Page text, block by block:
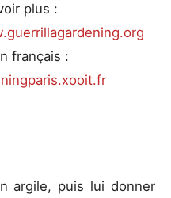
plus :
français :
argile, puis lui donner